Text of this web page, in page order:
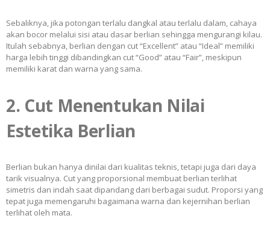
Sebaliknya, jika potongan terlalu dangkal atau terlalu dalam, cahaya
akan bocor melalui sisi atau dasar berlian sehingga mengurangi kilau.
Itulah sebabnya, berlian dengan cut “Excellent” atau “Ideal” memiliki
harga lebih tinggi dibandingkan cut “Good” atau “Fair”, meskipun
memiliki karat dan warna yang sama.
2. Cut Menentukan Nilai
Estetika Berlian
Berlian bukan hanya dinilai dari kualitas teknis, tetapi juga dari daya
tarik visualnya. Cut yang proporsional membuat berlian terlihat
simetris dan indah saat dipandang dari berbagai sudut. Proporsi yang
tepat juga memengaruhi bagaimana warna dan kejernihan berlian
terlihat oleh mata.